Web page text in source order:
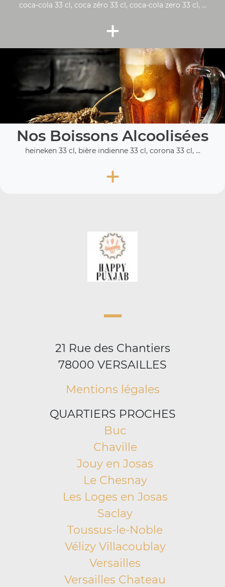
coca-cola 33 cl, coca zéro 33 cl, coca-cola zero 33 cl, ...
+
Nos Boissons Alcoolisées
heineken 33 cl, bière indienne 33 cl, corona 33 cl, ...
+
21 Rue des Chantiers
78000 VERSAILLES
Mentions légales
QUARTIERS PROCHES
Buc
Chaville
Jouy en Josas
Le Chesnay
Les Loges en Josas
Saclay
Toussus-le-Noble
Vélizy Villacoublay
Versailles
Versailles Chateau